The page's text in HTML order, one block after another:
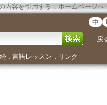
内容を引用する ． ホームページへ
中
戻
． 言語レッスン ． リンク